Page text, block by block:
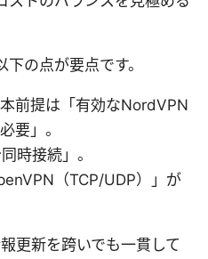
の点が要点です。
前提は「有効なNordVPN
要」。
時接続」。
（TCP/UDP）」が
更新を跨いでも一貫して